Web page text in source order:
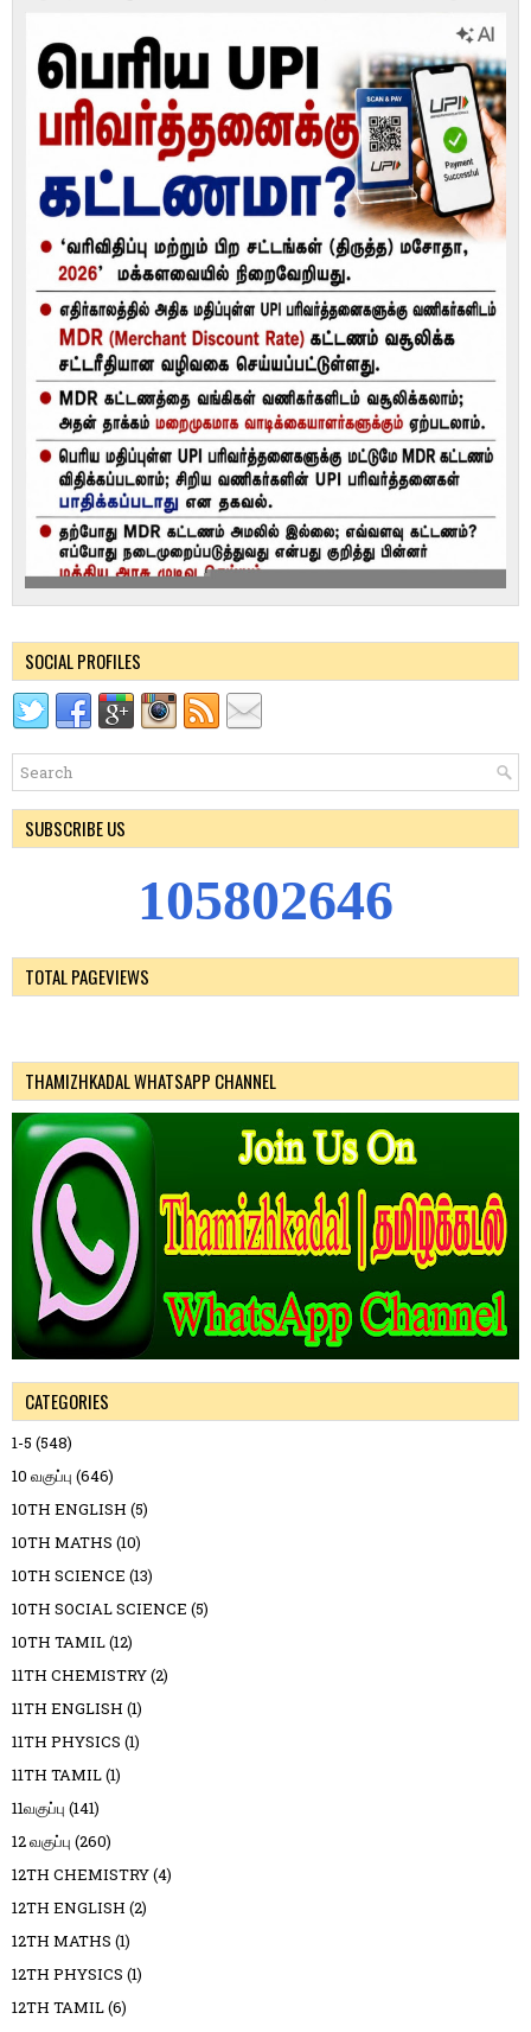
SOCIAL PROFILES
SUBSCRIBE US
105802646
TOTAL PAGEVIEWS
THAMIZHKADAL WHATSAPP CHANNEL
CATEGORIES
1-5 (548)
10 வகுப்பு (646)
10TH ENGLISH (5)
10TH MATHS (10)
10TH SCIENCE (13)
10TH SOCIAL SCIENCE (5)
10TH TAMIL(12)
11TH CHEMISTRY(2)
11TH ENGLISH (1)
11TH PHYSICS (1)
11TH TAMIL(1)
11வகுப்பு (141)
12 வகுப்பு (260)
12TH CHEMISTRY(4)
12TH ENGLISH (2)
12TH MATHS (1)
12TH PHYSICS (1)
12TH TAMIL(6)